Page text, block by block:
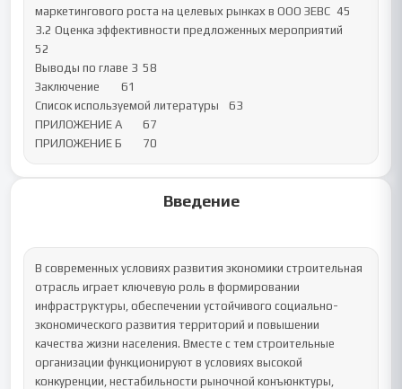
маркетингового роста на целевых рынках в ООО ЗЕВС	45
3.2 Оценка эффективности предложенных мероприятий
52
Выводы по главе 3	58
Заключение	61
Список используемой литературы	63
ПРИЛОЖЕНИЕ А	67
ПРИЛОЖЕНИЕ Б	70
Введение
В современных условиях развития экономики строительная
отрасль играет ключевую роль в формировании
инфраструктуры, обеспечении устойчивого социально-
экономического развития территорий и повышении
качества жизни населения. Вместе с тем строительные
организации функционируют в условиях высокой
конкуренции, нестабильности рыночной конъюнктуры,